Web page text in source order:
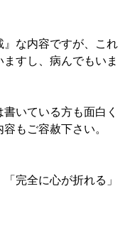
な内容ですが、これ
すし、病んでもいま
いている方も面白く
もご容赦下さい。
完全に心が折れる」